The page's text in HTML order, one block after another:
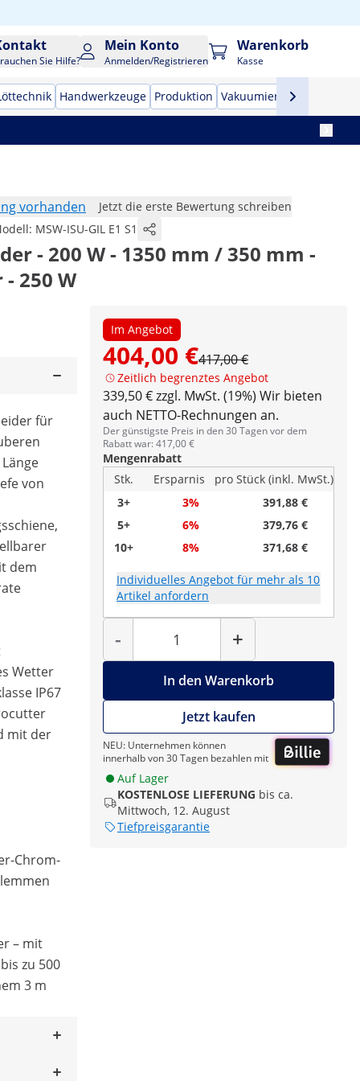
Sie Hilfe?
Mein Konto
Anmelden/Registrieren
Warenkorb
Kasse
Handwerkzeuge Produktion Vakuumierer
vorhanden
Jetzt die erste Bewertung schreiben
MSW-ISU-GIL E1 S1
- 200 W - 1350 mm / 350 mm -
250 W
Im Angebot
404,00 €417,00 €
Zeitlich begrenztes Angebot
339,50 € zzgl. MwSt. (19%) Wir bieten
auch NETTO-Rechnungen an.
Der günstigste Preis in den 30 Tagen vor dem
Rabatt war: 417,00 €
Mengenrabatt
Stk.
Ersparnis
pro Stück (inkl. MwSt.)
3+
3%
391,88 €
5+
6%
379,76 €
10+
8% 371,68 €
Individuelles Angebot für mehr als 10
Artikel anfordern
-
Menge
+
In den Warenkorb
Jetzt kaufen
NEU: Unternehmen können
innerhalb von 30 Tagen bezahlen mit
Auf Lager
KOSTENLOSE LIEFERUNG bis ca.
Mittwoch, 12. August
Tiefpreisgarantie
für
von
dem
Wetter
IP67
mit der
Chrom-
– mit
zu 500
3 m